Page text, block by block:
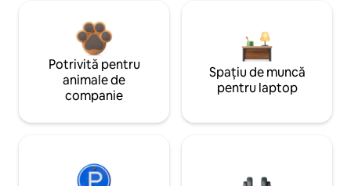
Potrivită pentru
animale de
companie
Spațiu de muncă
pentru laptop